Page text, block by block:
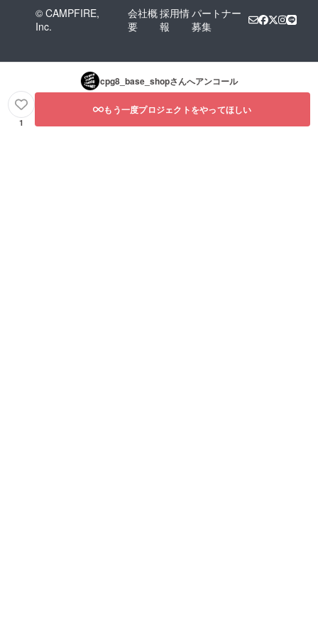
© CAMPFIRE,
Inc.
会社概
要
採用情
報
パートナー
募集
cpg8_base_shopさんへアンコール
1
もう一度プロジェクトをやってほしい